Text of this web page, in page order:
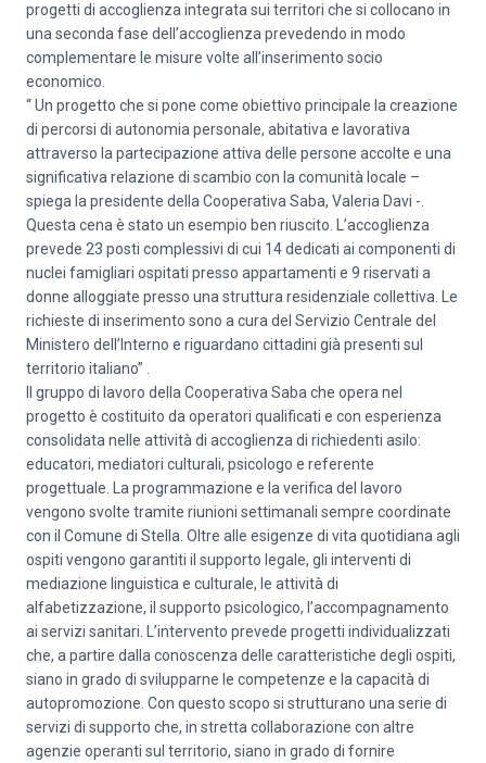
progetti di accoglienza integrata sui territori che si collocano in
una seconda fase dell’accoglienza prevedendo in modo
complementare le misure volte all’inserimento socio
economico.
“ Un progetto che si pone come obiettivo principale la creazione
di percorsi di autonomia personale, abitativa e lavorativa
attraverso la partecipazione attiva delle persone accolte e una
significativa relazione di scambio con la comunità locale –
spiega la presidente della Cooperativa Saba, Valeria Davi -.
Questa cena è stato un esempio ben riuscito. L’accoglienza
prevede 23 posti complessivi di cui 14 dedicati ai componenti di
nuclei famigliari ospitati presso appartamenti e 9 riservati a
donne alloggiate presso una struttura residenziale collettiva. Le
richieste di inserimento sono a cura del Servizio Centrale del
Ministero dell’Interno e riguardano cittadini già presenti sul
territorio italiano” .
Il gruppo di lavoro della Cooperativa Saba che opera nel
progetto è costituito da operatori qualificati e con esperienza
consolidata nelle attività di accoglienza di richiedenti asilo:
educatori, mediatori culturali, psicologo e referente
progettuale. La programmazione e la verifica del lavoro
vengono svolte tramite riunioni settimanali sempre coordinate
con il Comune di Stella. Oltre alle esigenze di vita quotidiana agli
ospiti vengono garantiti il supporto legale, gli interventi di
mediazione linguistica e culturale, le attività di
alfabetizzazione, il supporto psicologico, l’accompagnamento
ai servizi sanitari. L’intervento prevede progetti individualizzati
che, a partire dalla conoscenza delle caratteristiche degli ospiti,
siano in grado di svilupparne le competenze e la capacità di
autopromozione. Con questo scopo si strutturano una serie di
servizi di supporto che, in stretta collaborazione con altre
agenzie operanti sul territorio, siano in grado di fornire